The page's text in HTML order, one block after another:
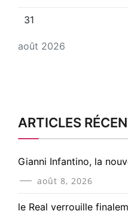
août 2026
31
ARTICLES
Gianni Infantino, la
août 8, 2026
le Real verrouille